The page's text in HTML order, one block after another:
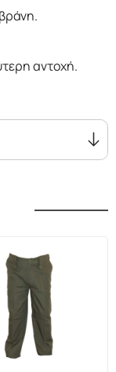
αντοχή.
στον
Polyester-
μεμβράνη